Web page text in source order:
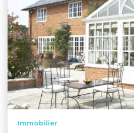
Immobilier